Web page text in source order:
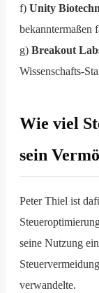
f) Unity
g) Breakout
Wissenschafts-
Wie viel
sein
Peter Thiel ist
seine Nutzung
verwandelte.